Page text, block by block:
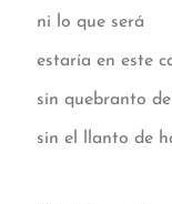
ni lo que será
estaría en este
sin quebranto
sin el llanto de